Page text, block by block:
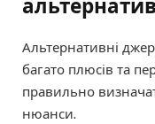
Альтернативні
багато плюсів та
правильно
нюанси.